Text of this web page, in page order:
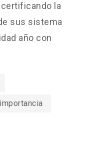
la
sus sistema
año con
importancia